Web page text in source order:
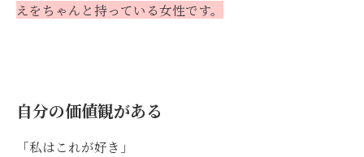
えをちゃんと持っている女性です。
自分の価値観がある
「私はこれが好き」